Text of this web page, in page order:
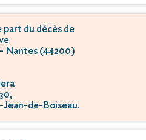
part du décès de
Nantes (44200)
Jean-de-Boiseau.